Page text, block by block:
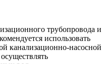
трубопровода и
использовать
канализационно-насосной